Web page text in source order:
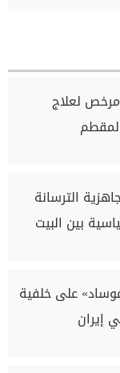
غير مرخص لعلاج
الترسانة
بين البيت
على خلفية
إيران